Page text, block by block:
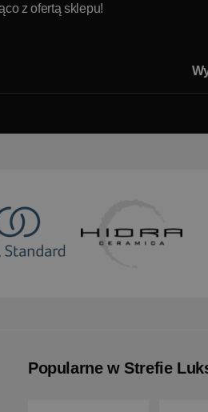
z ofertą sklepu!
Popularne w Strefie